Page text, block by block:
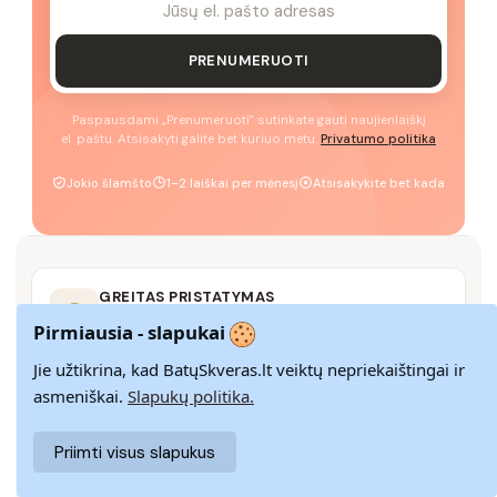
PRENUMERUOTI
Paspausdami „Prenumeruoti" sutinkate gauti naujienlaiškį
el. paštu. Atsisakyti galite bet kuriuo metu. Privatumo politika
Jokio šlamšto 1–2 laiškai per mėnesį Atsisakykite bet kada
GREITAS PRISTATYMAS
14 DIENŲ GRĄŽINIMAS
Paprastas grąžinimas paštomatais su pinigų
grąžinimo garantija
Pirmiausia - slapukai
Jie užtikrina, kad BatųSkveras.lt veiktų nepriekaištingai ir
asmeniškai. Slapukų politika.
Priimti visus slapukus